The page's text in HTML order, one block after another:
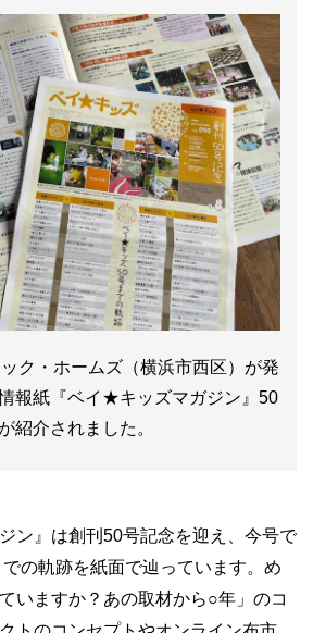
ク・ホームズ（横浜市西区）が発
報紙『ベイ★キッズマガジン』50
紹介されました。
ン』は創刊50号記念を迎え、今号で
の軌跡を紙面で辿っています。め
いますか？あの取材から○年」のコ